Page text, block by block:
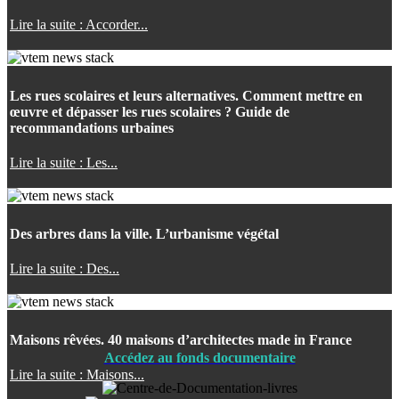
Lire la suite : Accorder...
Les rues scolaires et leurs alternatives. Comment mettre en
œuvre et dépasser les rues scolaires ? Guide de
recommandations urbaines
Lire la suite : Les...
Des arbres dans la ville. L’urbanisme végétal
Lire la suite : Des...
Maisons rêvées. 40 maisons d’architectes made in France
Lire la suite : Maisons...
Accédez au fonds documentaire